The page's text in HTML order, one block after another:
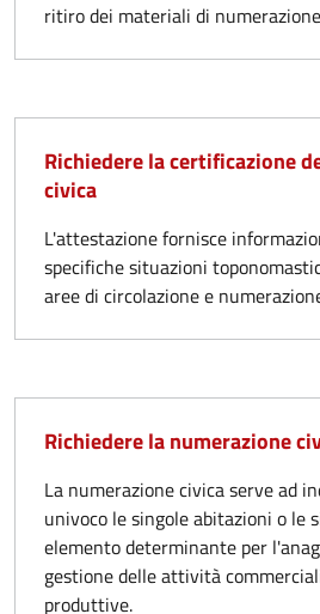
ritiro dei materiali di
Richiedere la certificazione
civica
L'attestazione fornisce
specifiche situazioni
aree di circolazione e
Richiedere la numerazione
La numerazione civica serve ad
univoco le singole abitazioni o le
elemento determinante per
gestione delle attività
produttive.